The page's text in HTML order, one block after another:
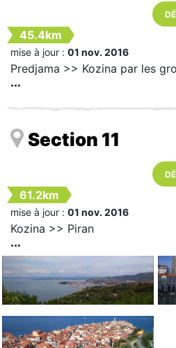
45.4km
mise à jour : 01 nov. 2016
Predjama >> Kozina par les
Section 11
61.2km
mise à jour : 01 nov. 2016
Kozina >> Piran